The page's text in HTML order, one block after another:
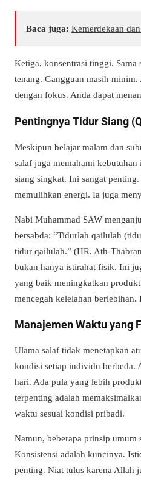
Baca juga: Kemerdekaan
Ketiga, konsentrasi tinggi.
tenang. Gangguan masih
dengan fokus. Anda dapat
Pentingnya Tidur Siang
Meskipun belajar malam dan
salaf juga memahami kebutuhan
siang singkat. Ini sangat
memulihkan energi. Ia juga
Nabi Muhammad SAW
bersabda: “Tidurlah qailulah
tidur qailulah.” (HR. Ath-
bukan hanya istirahat fisik. Ini
yang baik meningkatkan
mencegah kelelahan berlebihan.
Manajemen Waktu yang
Ulama salaf tidak menetapkan
kondisi setiap individu berbeda.
hari. Ada pula yang lebih
terpenting adalah
waktu sesuai kondisi pribadi.
Namun, beberapa prinsip umum
Konsistensi adalah kuncinya.
penting. Niat tulus karena Allah